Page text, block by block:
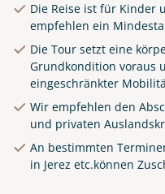
Die Reise ist für Kinder
empfehlen ein
Die Tour setzt eine
Grundkondition voraus
eingeschränkter
Wir empfehlen den
und privaten
An bestimmten
in Jerez etc.können